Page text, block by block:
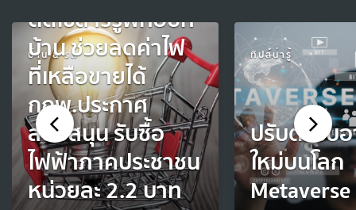
บ้าน & รถ
ติดโซล่าร์รูฟท็อปที่
บ้าน ช่วยลดค่าไฟ
ที่เหลือขายได้
กกพ.ประกาศ
สนับสนุน รับซื้อ
ไฟฟ้าภาคประชาชน
หน่วยละ 2.2 บาท
ทิปส์น่ารู้
ปรับตัวรับ
ใหม่บนโลก
Metaverse